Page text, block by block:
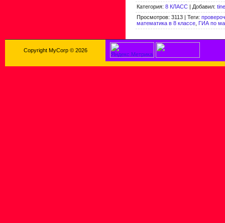
Категория: 8 КЛАСС | Добавил:
Просмотров: 3113 | Теги:
математика в 8 классе ГИА по
Copyright MyCorp © 2026